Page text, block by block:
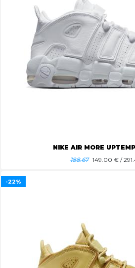
NIKE AIR MORE
188.67 149.00 € /
-22%